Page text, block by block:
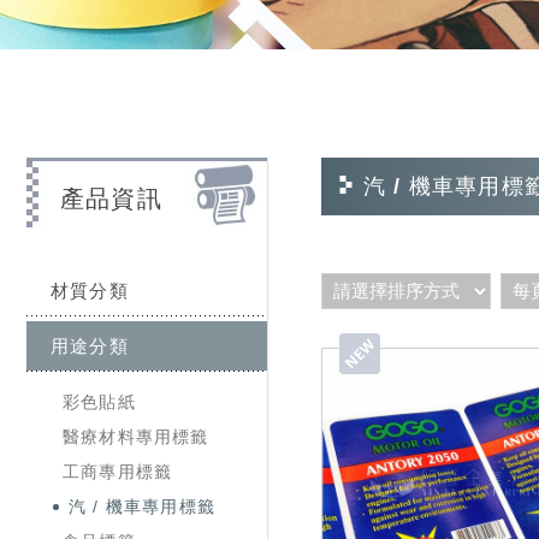
產品資訊
材質分類
用途分類
彩色貼紙
醫療材料專用標籤
工商專用標籤
汽 / 機車專用標籤
汽 / 機車專用標